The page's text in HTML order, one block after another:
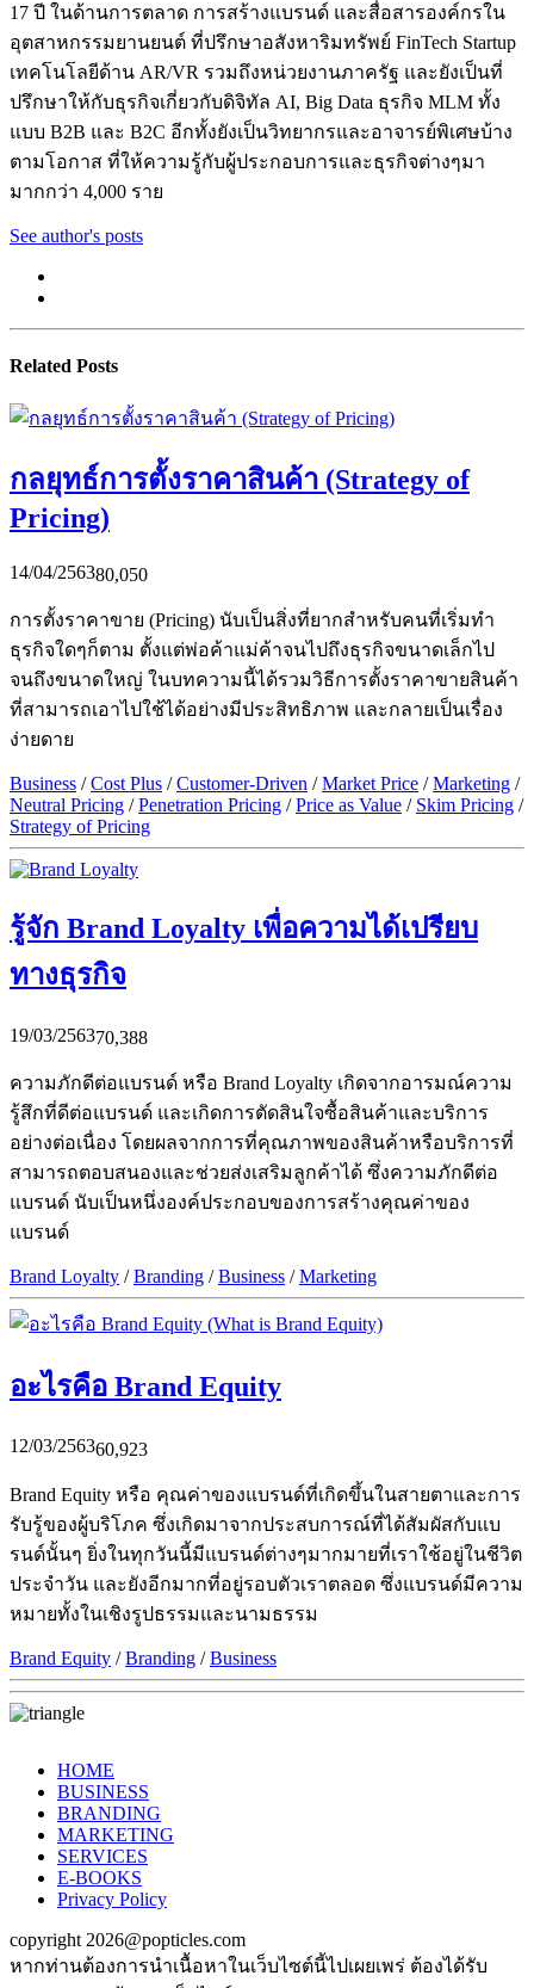
17 ปี ในด้านการตลาด การสร้างแบรนด์ และสื่อสารองค์กรใน
อุตสาหกรรมยานยนต์ ที่ปรึกษาอสังหาริมทรัพย์ FinTech Startup
เทคโนโลยีด้าน AR/VR รวมถึงหน่วยงานภาครัฐ และยังเป็นที่
ปรึกษาให้กับธุรกิจเกี่ยวกับดิจิทัล AI, Big Data ธุรกิจ MLM ทั้ง
แบบ B2B และ B2C อีกทั้งยังเป็นวิทยากรและอาจารย์พิเศษบ้าง
ตามโอกาส ที่ให้ความรู้กับผู้ประกอบการและธุรกิจต่างๆมา
มากกว่า 4,000 ราย
See author's posts
Related Posts
กลยุทธ์การตั้งราคาสินค้า (Strategy of
Pricing)
14/04/256380,050
การตั้งราคาขาย (Pricing) นับเป็นสิ่งที่ยากสำหรับคนที่เริ่มทำ
ธุรกิจใดๆก็ตาม ตั้งแต่พ่อค้าแม่ค้าจนไปถึงธุรกิจขนาดเล็กไป
จนถึงขนาดใหญ่ ในบทความนี้ได้รวมวิธีการตั้งราคาขายสินค้า
ที่สามารถเอาไปใช้ได้อย่างมีประสิทธิภาพ และกลายเป็นเรื่อง
ง่ายดาย
Business /Cost Plus /Customer-Driven /Market Price /Marketing /
Neutral Pricing /Penetration Pricing /Price as Value / Skim Pricing /
Strategy of Pricing
รู้จัก Brand Loyalty เพื่อความได้เปรียบ
ทางธุรกิจ
19/03/256370,388
ความภักดีต่อแบรนด์ หรือ Brand Loyalty เกิดจากอารมณ์ความ
รู้สึกที่ดีต่อแบรนด์ และเกิดการตัดสินใจซื้อสินค้าและบริการ
อย่างต่อเนื่อง โดยผลจากการที่คุณภาพของสินค้าหรือบริการที่
สามารถตอบสนองและช่วยส่งเสริมลูกค้าได้ ซึ่งความภักดีต่อ
แบรนด์ นับเป็นหนึ่งองค์ประกอบของการสร้างคุณค่าของ
แบรนด์
Brand Loyalty /Branding /Business /Marketing
อะไรคือ Brand Equity
12/03/256360,923
Brand Equity หรือ คุณค่าของแบรนด์ที่เกิดขึ้นในสายตาและการ
รับรู้ของผู้บริโภค ซึ่งเกิดมาจากประสบการณ์ที่ได้สัมผัสกับแบ
รนด์นั้นๆ ยิ่งในทุกวันนี้มีแบรนด์ต่างๆมากมายที่เราใช้อยู่ในชีวิต
ประจำวัน และยังอีกมากที่อยู่รอบตัวเราตลอด ซึ่งแบรนด์มีความ
หมายทั้งในเชิงรูปธรรมและนามธรรม
Brand Equity /Branding /Business
HOME
BUSINESS
BRANDING
MARKETING
SERVICES
E-BOOKS
Privacy Policy
copyright 2026@popticles.com
หากท่านต้องการนำเนื้อหาในเว็บไซต์นี้ไปเผยเพร่ ต้องได้รับ